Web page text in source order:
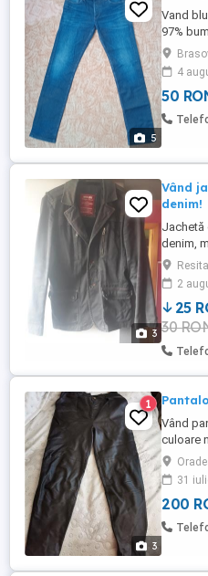
5
Vand
97%
Va rog
de
4
50
3
Vând
denim!
Jachetă
denim,
culoare
2
25
30
3
1
Vând
culoare
31
200